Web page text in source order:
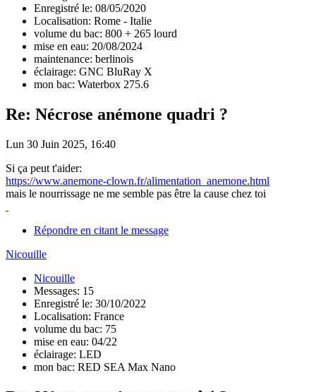
Enregistré le: 08/05/2020
Localisation: Rome - Italie
volume du bac: 800 + 265 lourd
mise en eau: 20/08/2024
maintenance: berlinois
éclairage: GNC BluRay X
mon bac: Waterbox 275.6
Re: Nécrose anémone quadri ?
Lun 30 Juin 2025, 16:40
Si ça peut t'aider:
https://www.anemone-clown.fr/alimentation_anemone.html
mais le nourrissage ne me semble pas être la cause chez toi
Répondre en citant le message
Nicouille
Nicouille
Messages: 15
Enregistré le: 30/10/2022
Localisation: France
volume du bac: 75
mise en eau: 04/22
éclairage: LED
mon bac: RED SEA Max Nano